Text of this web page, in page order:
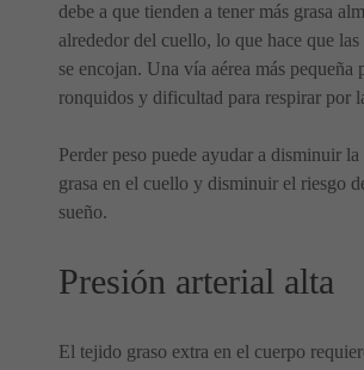
debe a que tienden a tener más grasa
alrededor del cuello, lo que hace que
se encojan. Una vía aérea más pequeña
ronquidos y dificultad para respirar por
Perder peso puede ayudar a disminuir
grasa en el cuello y disminuir el riesgo
sueño.
Presión arterial alta
El tejido graso extra en el cuerpo